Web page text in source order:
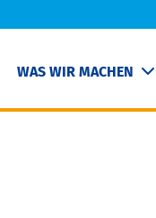
WAS WIR MACHEN